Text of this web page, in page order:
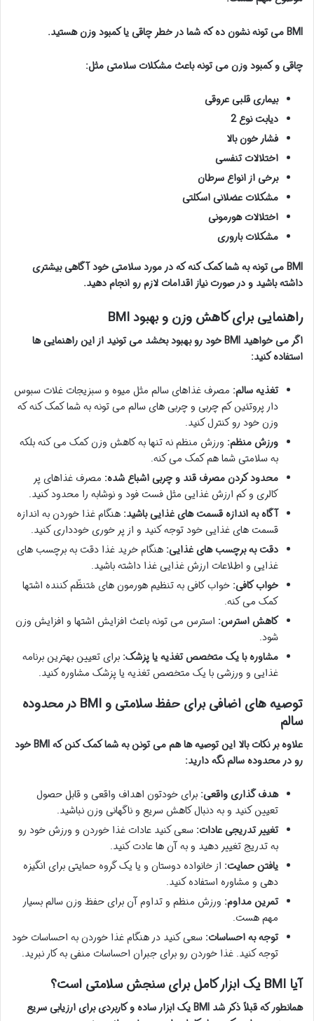
BMI می تونه نشون ده که شما در خطر چاقی یا کمبود وزن هستید.
چاقی و کمبود وزن می تونه باعث مشکلات سلامتی مثل:
بیماری قلبی عروقی
دیابت نوع 2
فشار خون بالا
اختلالات تنفسی
برخی از انواع سرطان
مشکلات عضلانی اسکلتی
اختلالات هورمونی
مشکلات باروری
BMI می تونه به شما کمک کنه که در مورد سلامتی خود آگاهی بیشتری
داشته باشید و در صورت نیاز اقدامات لازم رو انجام دهید.
راهنمایی برای کاهش وزن و بهبود BMI
اگر می خواهید BMI خود رو بهبود بخشد می تونید از این راهنمایی ها
استفاده کنید:
تغذیه سالم: مصرف غذاهای سالم مثل میوه و سبزیجات غلات سبوس
دار پروتئین کم چربی و چربی های سالم می تونه به شما کمک کنه که
وزن خود رو کنترل کنید.
ورزش منظم: ورزش منظم نه تنها به کاهش وزن کمک می کنه بلکه
به سلامتی شما هم کمک می کنه.
محدود کردن مصرف قند و چربی اشباع شده: مصرف غذاهای پر
کالری و کم ارزش غذایی مثل فست فود و نوشابه را محدود کنید.
آگاه به اندازه قسمت های غذایی باشید: هنگام غذا خوردن به اندازه
قسمت های غذایی خود توجه کنید و از پر خوری خودداری کنید.
دقت به برچسب های غذایی: هنگام خرید غذا دقت به برچسب های
غذایی و اطلاعات ارزش غذایی غذا داشته باشید.
خواب کافی: خواب کافی به تنظیم هورمون های مُتنظّم کننده اشتها
کمک می کنه.
کاهش استرس: استرس می تونه باعث افزایش اشتها و افزایش وزن
شود.
مشاوره با یک متخصص تغذیه یا پزشک: برای تعیین بهترین برنامه
غذایی و ورزشی با یک متخصص تغذیه یا پزشک مشاوره کنید.
توصیه های اضافی برای حفظ سلامتی و BMI در محدوده
سالم
علاوه بر نکات بالا این توصیه ها هم می تونن به شما کمک کنن که BMI خود
رو در محدوده سالم نگه دارید:
هدف گذاری واقعی: برای خودتون اهداف واقعی و قابل حصول
تعیین کنید و به دنبال کاهش سریع و ناگهانی وزن نباشید.
تغییر تدریجی عادات: سعی کنید عادات غذا خوردن و ورزش خود رو
به تدریج تغییر دهید و به آن ها عادت کنید.
یافتن حمایت: از خانواده دوستان و یا یک گروه حمایتی برای انگیزه
دهی و مشاوره استفاده کنید.
تمرین مداوم: ورزش منظم و تداوم آن برای حفظ وزن سالم بسیار
مهم هست.
توجه به احساسات: سعی کنید در هنگام غذا خوردن به احساسات خود
توجه کنید. غذا خوردن رو برای جبران احساسات منفی به کار نبرید.
آیا BMI یک ابزار کامل برای سنجش سلامتی است؟
همانطور که قبلاً ذکر شد BMI یک ابزار ساده و کاربردی برای ارزیابی سریع